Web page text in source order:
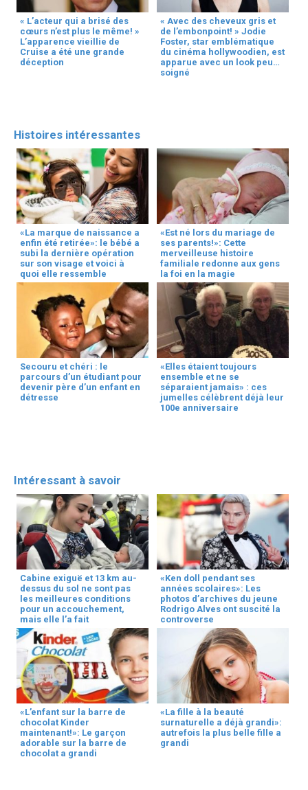
« L’acteur qui a brisé des
cœurs n’est plus le même! »
L’apparence vieillie de
Cruise a été une grande
déception
« Avec des cheveux gris et
de l’embonpoint! » Jodie
Foster, star emblématique
du cinéma hollywoodien, est
apparue avec un look peu
soigné
Histoires intéressantes
«La marque de naissance a
enfin été retirée»: le bébé a
subi la dernière opération
sur son visage et voici à
quoi elle ressemble
«Est né lors du mariage de
ses parents!»: Cette
merveilleuse histoire
familiale redonne aux gens
la foi en la magie
Secouru et chéri : le
parcours d’un étudiant pour
devenir père d’un enfant en
détresse
«Elles étaient toujours
ensemble et ne se
séparaient jamais» : ces
jumelles célèbrent déjà leur
100e anniversaire
Intéressant à savoir
Cabine exiguë et 13 km au-
dessus du sol ne sont pas
les meilleures conditions
pour un accouchement,
mais elle l’a fait
«Ken doll pendant ses
années scolaires»: Les
photos d’archives du jeune
Rodrigo Alves ont suscité la
controverse
«L’enfant sur la barre de
chocolat Kinder
maintenant!»: Le garçon
adorable sur la barre de
chocolat a grandi
«La fille à la beauté
surnaturelle a déjà grandi»:
autrefois la plus belle fille a
grandi